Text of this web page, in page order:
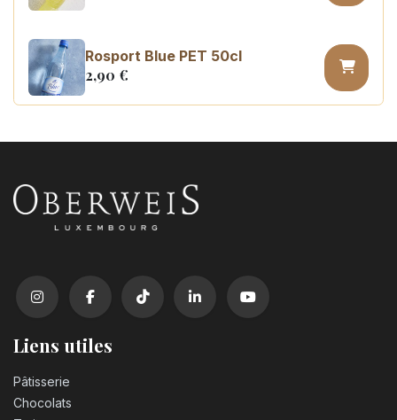
Rosport Blue PET 50cl
2,90 €
Liens utiles
Pâtisserie
Chocolats